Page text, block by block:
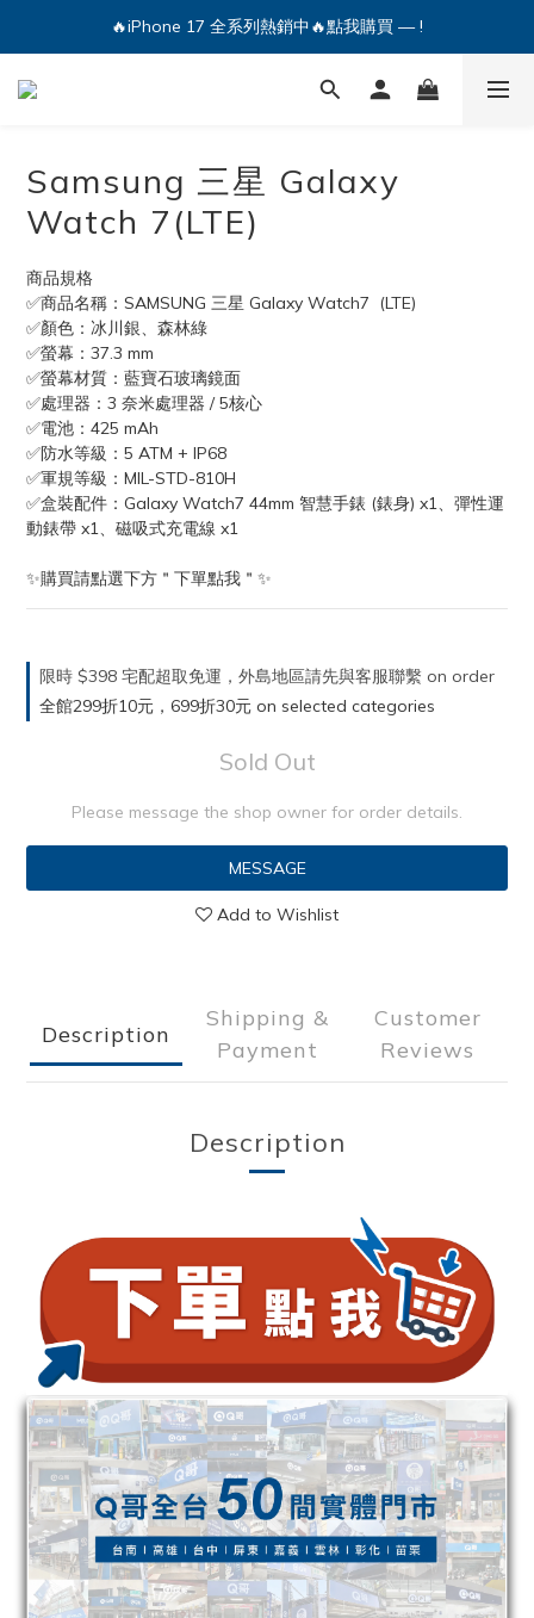
🔥iPhone 17 全系列熱銷中🔥點我購買 — !
🔥iPhone 17 全系列熱銷中🔥點我購買 — !
💕加入Q哥 Line 新好友領優惠券！🎫
Samsung 三星 Galaxy
Watch 7(LTE)
商品規格
✅商品名稱：SAMSUNG 三星 Galaxy Watch7  (LTE)
✅顏色：冰川銀、森林綠
✅螢幕：37.3 mm
✅螢幕材質：藍寶石玻璃鏡面
✅處理器：3 奈米處理器 / 5核心
✅電池：425 mAh
✅防水等級：5 ATM + IP68
✅軍規等級：MIL-STD-810H
✅盒裝配件：Galaxy Watch7 44mm 智慧手錶 (錶身) x1、彈性運
動錶帶 x1、磁吸式充電線 x1
✨購買請點選下方＂下單點我＂✨
限時 $398 宅配超取免運，外島地區請先與客服聯繫 on order
全館299折10元，699折30元 on selected categories
Sold Out
Please message the shop owner for order details.
MESSAGE
Add to Wishlist
Description
Shipping &
Payment
Customer
Reviews
Description